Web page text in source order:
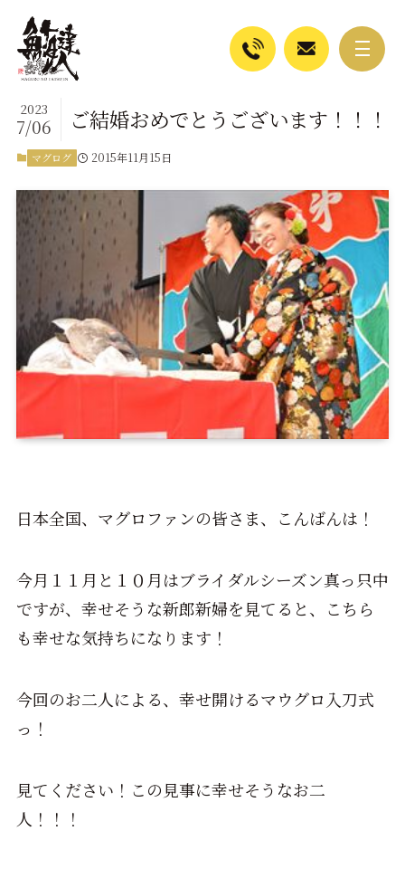
ご結婚おめでとうございます！！！
2023
7/06
マグログ 2015年11月15日
日本全国、マグロファンの皆さま、こんばんは！
今月１１月と１０月はブライダルシーズン真っ只中
ですが、幸せそうな新郎新婦を見てると、こちら
も幸せな気持ちになります！
今回のお二人による、幸せ開けるマウグロ入刀式
っ！
見てください！この見事に幸せそうなお二
人！！！